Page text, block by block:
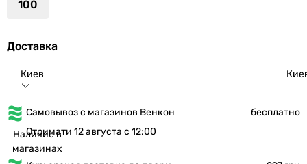
100
Доставка
Киев
Самовывоз с магазинов Венкон
бесплатно
Наличие в
магазинах
Отримати 12 августа с 12:00